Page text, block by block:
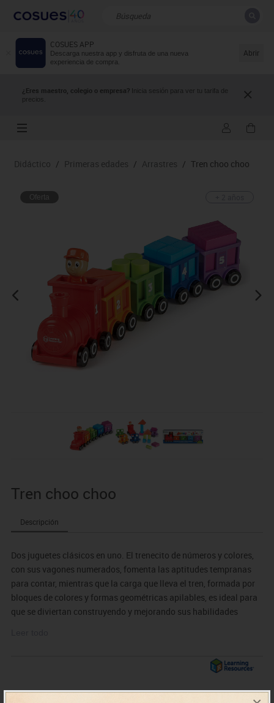
COSUES APP
Descarga nuestra app y disfruta de una nueva
experiencia de compra.
Abrir
¿Eres maestro, colegio o empresa? Inicia sesión para ver tu tarifa de
precios.
Resultados de la búsqueda
Didáctico / Primeras edades / Arrastres / Tren choo choo
Oferta
Tren choo choo
Descripción
Dos juguetes clásicos en uno. El trenecito de números y colores,
con sus vagones numerados, fomenta las aptitudes tempranas
para contar, mientras que la carga que lleva el tren, formada por
bloques de colores y formas geométricas apilables, es ideal para
que se diviertan construyendo y mejorando sus habilidades
aprender los números del 1 al 5 y las formas geométricas básicas